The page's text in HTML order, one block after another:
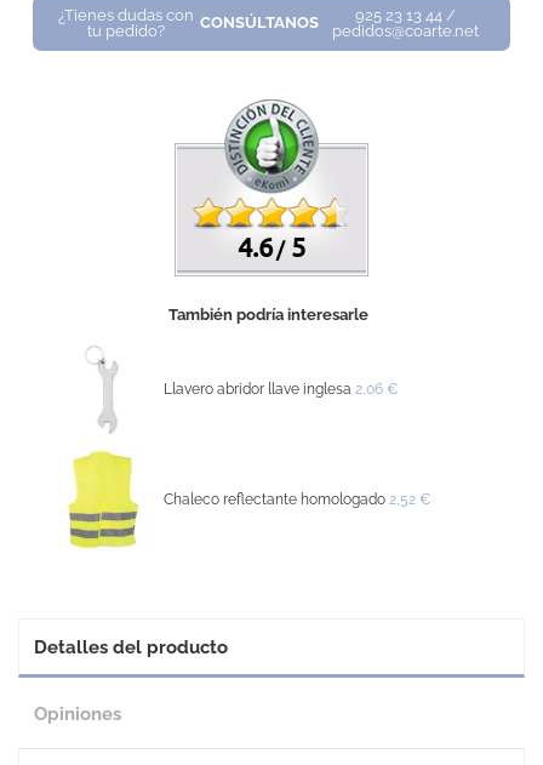
¿Tienes dudas con
tu pedido?
CONSÚLTANOS
925 23 13 44 /
pedidos@coarte.net
4.6 /5
También podría interesarle
Llavero abridor llave inglesa 2,06 €
Chaleco reflectante homologado 2,52 €
Detalles del producto
Opiniones